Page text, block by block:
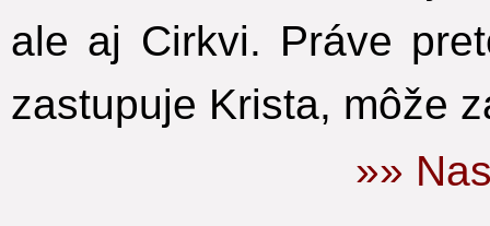
ale aj Cirkvi. Práve
zastupuje Krista, môže
»»